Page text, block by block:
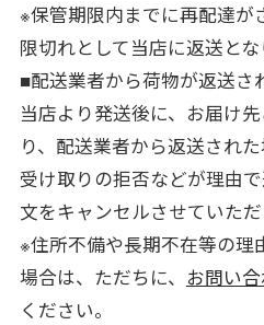
※保管期限内までに再配達が
限切れとして当店に返送とな
■配送業者から荷物が返送さ
当店より発送後に、お届け
り、配送業者から返送され
受け取りの拒否などが理由
文をキャンセルさせていただ
※住所不備や長期不在等の理
場合は、ただちに、 お問い
ください。